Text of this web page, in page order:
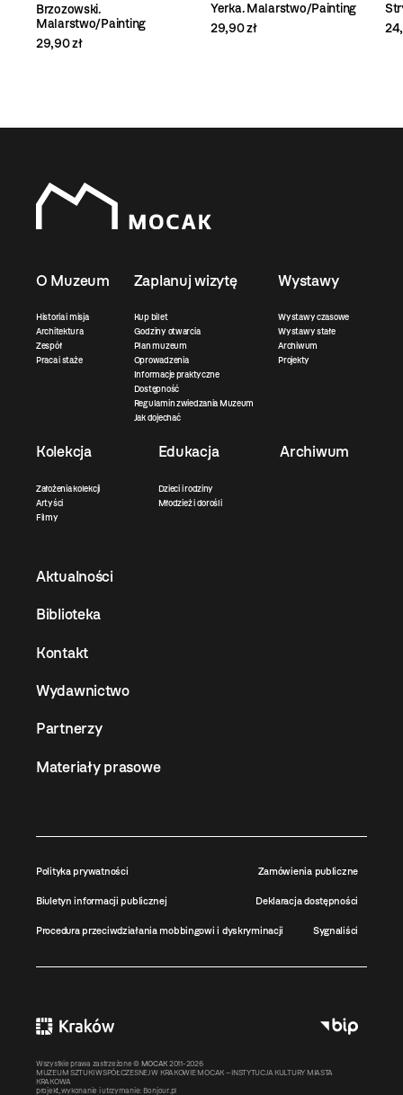
Brzozowski.
Malarstwo/Painting
29,90 zł
Yerka. Malarstwo/Painting
29,90 zł
O Muzeum
Historia i misja
Architektura
Zespół
Praca i staże
Zaplanuj wizytę
Kup bilet
Godziny otwarcia
Plan muzeum
Oprowadzenia
Informacje praktyczne
Dostępność
Regulamin zwiedzania Muzeum
Jak dojechać
Wystawy
Wystawy czasowe
Wystawy stałe
Archiwum
Projekty
Kolekcja
Założenia kolekcji
Artyści
Filmy
Edukacja
Dzieci i rodziny
Młodzież i dorośli
Archiwum
Aktualności
Biblioteka
Kontakt
Wydawnictwo
Partnerzy
Materiały prasowe
Polityka prywatności Zamówienia publiczne
Biuletyn informacji publicznej Deklaracja dostępności
Procedura przeciwdziałania mobbingowi i dyskryminacji Sygnaliści
Wszystkie prawa zastrzeżone © MOCAK 2011-2026
MUZEUM SZTUKI WSPÓŁCZESNEJ W KRAKOWIE MOCAK – INSTYTUCJA KULTURY MIASTA
KRAKOWA
projekt, wykonanie i utrzymanie: Bonjour.pl